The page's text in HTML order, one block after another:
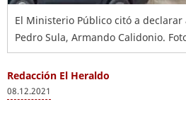
El Ministerio Público citó a declarar
Pedro Sula, Armando Calidonio.
Redacción El Heraldo
08.12.2021